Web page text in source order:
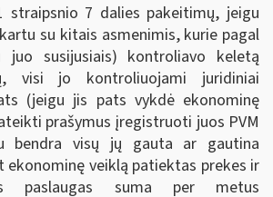
straipsnio 7 dalies pakeitimų, jeigu
su kitais asmenimis, kurie pagal
juo susijusiais) kontroliavo keletą
visi jo kontroliuojami juridiniai
(jeigu jis pats vykdė ekonominę
prašymus įregistruoti juos PVM
bendra visų jų gauta ar gautina
ekonominę veiklą patiektas prekes ir
paslaugas suma per metus